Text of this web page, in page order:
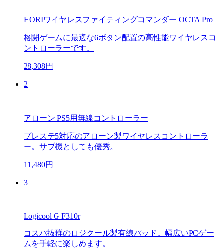
HORIワイヤレスファイティングコマンダー OCTA Pro
格闘ゲームに最適な6ボタン配置の高性能ワイヤレスコ
ントローラーです。
28,308円
2
アローン PS5用無線コントローラー
プレステ5対応のアローン製ワイヤレスコントローラ
ー。サブ機としても優秀。
11,480円
3
Logicool G F310r
コスパ抜群のロジクール製有線パッド。幅広いPCゲー
ムを手軽に楽しめます。